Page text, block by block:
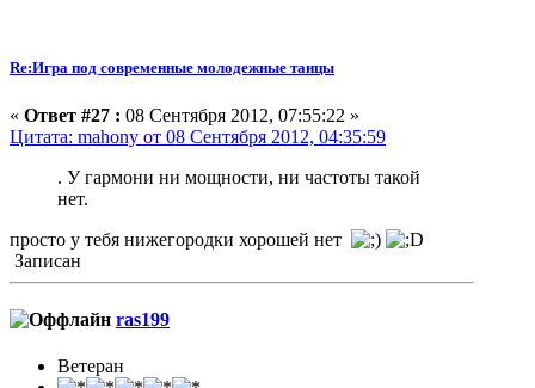
Re:Игра под современные молодежные танцы
« Ответ #27 : 08 Сентября 2012, 07:55:22 »
Цитата: mahony от 08 Сентября 2012, 04:35:59
. У гармони ни мощности, ни частоты такой
нет.
просто у тебя нижегородки хорошей нет
Записан
ras199
Ветеран